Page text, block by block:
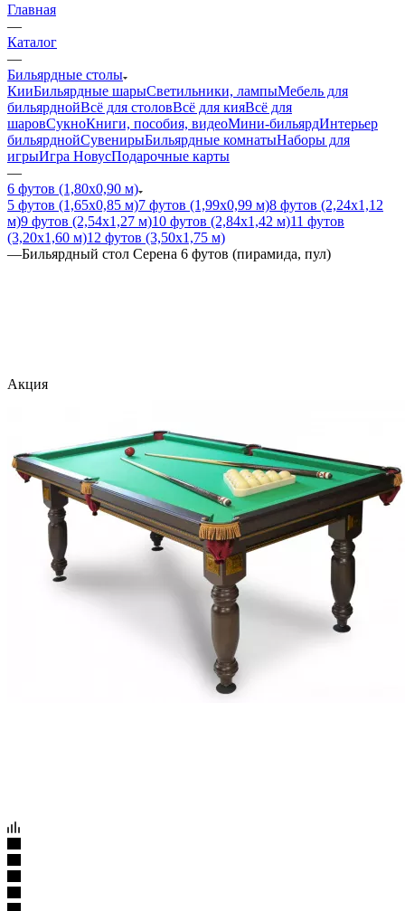
Главная
—
Каталог
—
Бильярдные столы
КииБильярдные шарыСветильники, лампыМебель для
бильярднойВсё для столовВсё для кияВсё для
шаровСукноКниги, пособия, видеоМини-бильярдИнтерьер
бильярднойСувенирыБильярдные комнатыНаборы для
игрыИгра НовусПодарочные карты
—
6 футов (1,80х0,90 м)
5 футов (1,65х0,85 м)7 футов (1,99х0,99 м)8 футов (2,24х1,12
м)9 футов (2,54х1,27 м)10 футов (2,84х1,42 м)11 футов
(3,20х1,60 м)12 футов (3,50х1,75 м)
—Бильярдный стол Серена 6 футов (пирамида, пул)
Акция